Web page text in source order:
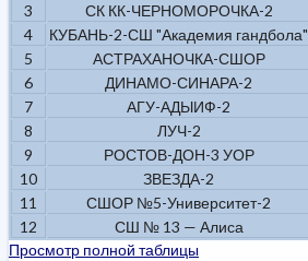
3
СК КК-ЧЕРНОМОРОЧКА-2
4
КУБАНЬ-2-СШ "Академия гандбола"
5
АСТРАХАНОЧКА-СШОР
6
ДИНАМО-СИНАРА-2
7
АГУ-АДЫИФ-2
8
ЛУЧ-2
9
РОСТОВ-ДОН-3 УОР
10
ЗВЕЗДА-2
11
СШОР №5-Университет-2
12
СШ № 13 — Алиса
Просмотр полной таблицы